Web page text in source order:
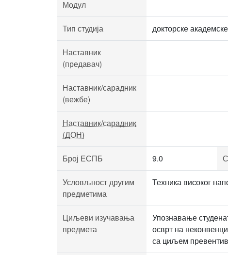
Модул
Тип студија докторске
Наставник
(предавач)
Наставник/сарадник
(вежбе)
Наставник/сарадник
(ДОН)
Број ЕСПБ 9.0
Условљност другим
предметима
Техника високог
Циљеви изучавања
предмета
Упознавање
осврт на
са циљем